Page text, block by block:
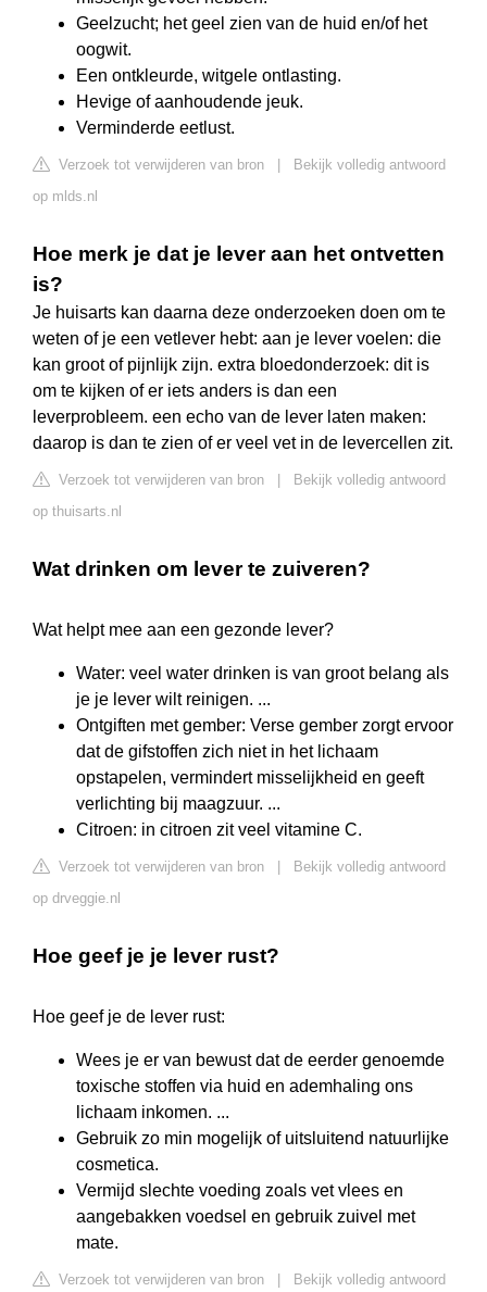
Geelzucht; het geel zien van de huid en/of het
oogwit.
Een ontkleurde, witgele ontlasting.
Hevige of aanhoudende jeuk.
Verminderde eetlust.
Verzoek tot verwijderen van bron
Bekijk volledig antwoord
op mlds.nl
Hoe merk je dat je lever aan het ontvetten
is?
Je huisarts kan daarna deze onderzoeken doen om te
weten of je een vetlever hebt: aan je lever voelen: die
kan groot of pijnlijk zijn. extra bloedonderzoek: dit is
om te kijken of er iets anders is dan een
leverprobleem. een echo van de lever laten maken:
daarop is dan te zien of er veel vet in de levercellen zit.
Verzoek tot verwijderen van bron
Bekijk volledig antwoord
op thuisarts.nl
Wat drinken om lever te zuiveren?
Wat helpt mee aan een gezonde lever?
Water: veel water drinken is van groot belang als
je je lever wilt reinigen. ...
Ontgiften met gember: Verse gember zorgt ervoor
dat de gifstoffen zich niet in het lichaam
opstapelen, vermindert misselijkheid en geeft
verlichting bij maagzuur. ...
Citroen: in citroen zit veel vitamine C.
Verzoek tot verwijderen van bron
Bekijk volledig antwoord
op drveggie.nl
Hoe geef je je lever rust?
Hoe geef je de lever rust:
Wees je er van bewust dat de eerder genoemde
toxische stoffen via huid en ademhaling ons
lichaam inkomen. ...
Gebruik zo min mogelijk of uitsluitend natuurlijke
cosmetica.
Vermijd slechte voeding zoals vet vlees en
aangebakken voedsel en gebruik zuivel met
mate.
Verzoek tot verwijderen van bron
Bekijk volledig antwoord